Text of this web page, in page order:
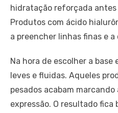
hidratação reforçada
Produtos com ácido
a preencher linhas finas e
Na hora de escolher a
leves e fluidas. Aqueles
pesados acabam
expressão. O resultado fica